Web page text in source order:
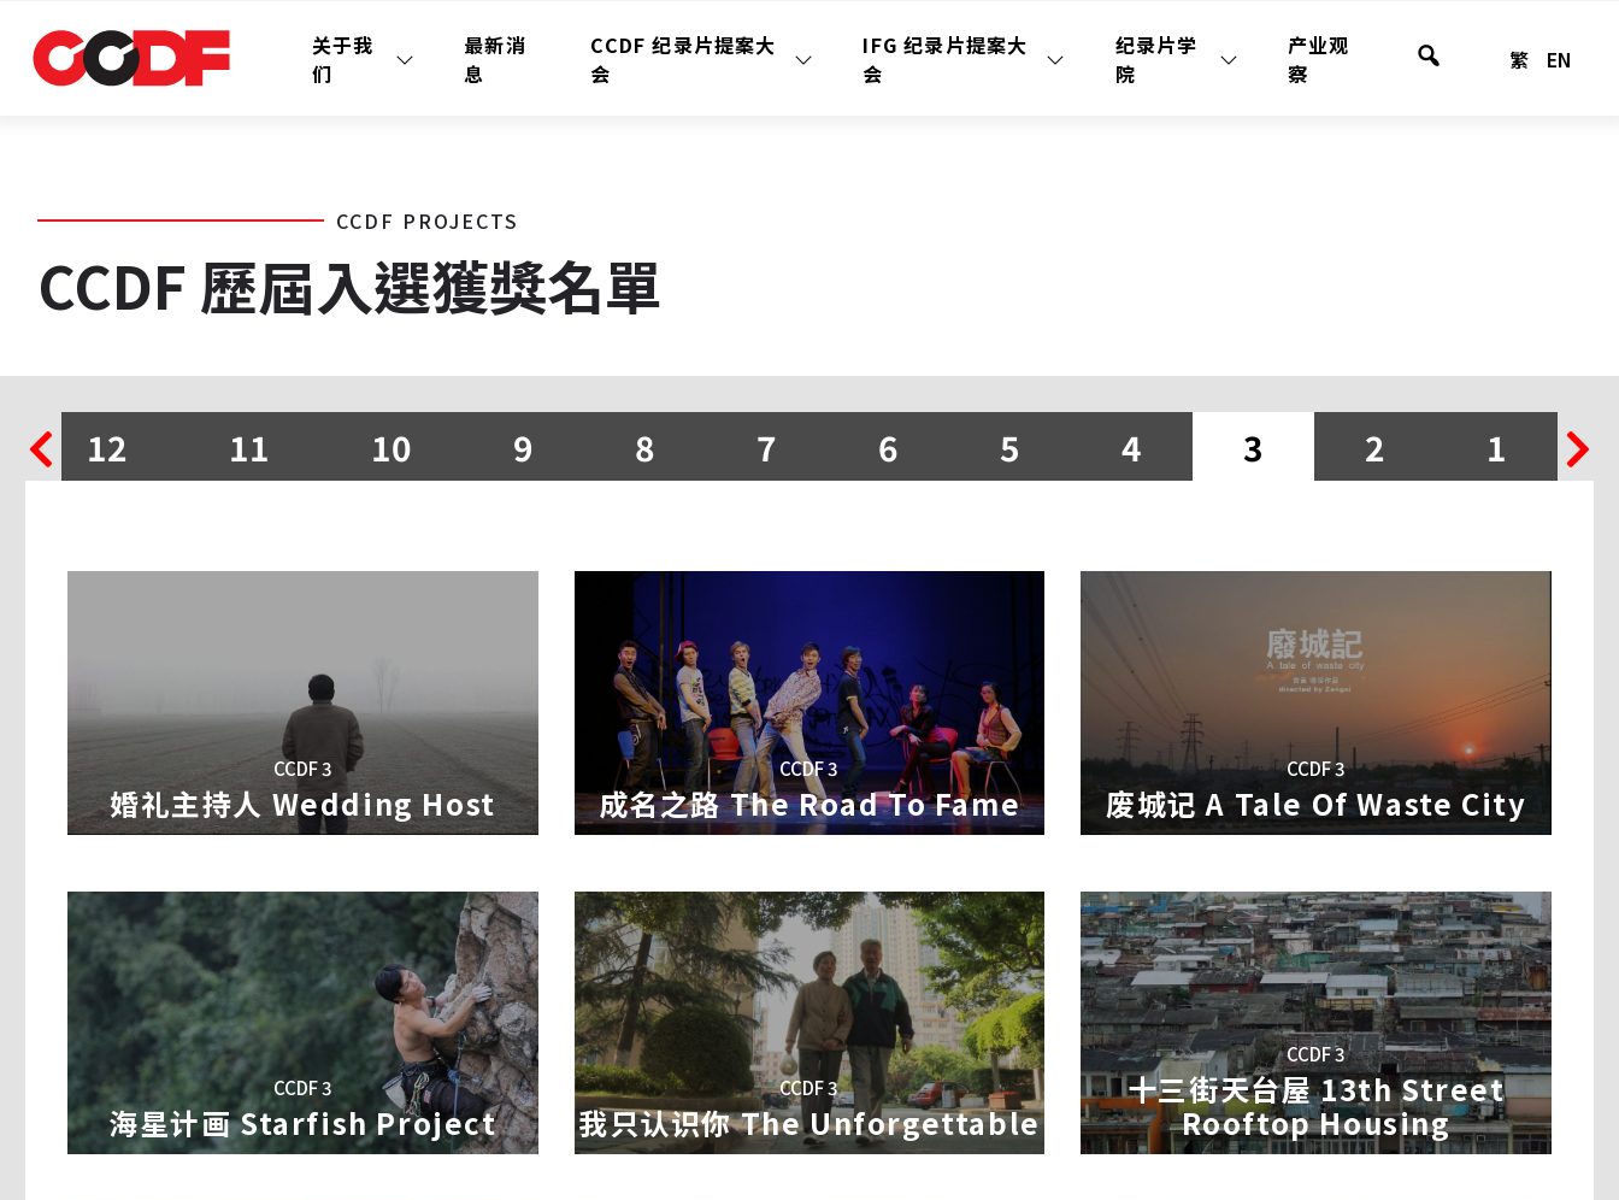
关于我
们
最新消
息
CCDF 纪录片提案大
会
IFG 纪录片提案大
会
纪录片学
院
产业观
察
站
繁 EN
CCDF PROJECTS
CCDF 歷屆入選獲獎名單
12 11 10 9 8 7 6 5 4 3 2 1
CCDF 3
婚礼主持人 Wedding Host
婚礼主持人 Wedding Host
导演│许慧晶
製片│钱伟荣
前一段失败的婚姻，四个父母对他都很失望。海甲觉得自己很缺爱，用主持婚礼来寻找和感
受爱。他还写诗，学习成功学，研究佛学，他嚮往一个万物和谐充满爱的世界。但在现实中
他却与社会格格不入，被排斥在城市和农村的边缘。两年后一个带着小孩的女人进入了他的
生活，怀上了他的孩子，但双方父母不同意他们的婚事，婚礼主持的工作也进入困境。
CCDF 3
成名之路 The Road To Fame
成名之路 The Road To Fame
导演、製片│吴皓
电影讲述中国最着名的明星学府之一――中央戏剧学院，毕业班排演百老汇音乐剧《名扬四海》
生；在八个月的排演过程中他们在舞臺上阐释美国的成名故事，同时也在臺下各自摸索着自
己的成长和成名之路。
CCDF 3
废城记 A Tale Of Waste City
废城记 A Tale Of Waste City
导演│曾茜
会。十岁的汪琴姐妹在这里出生长大，老刘一家在这里收售废旧木头。2012年，废城面临拆
迁。汪琴姐妹将被送回河南老家上学，老刘在奔走寻找新的家园。
CCDF 3
海星计画 Starfish Project
海星计画 Starfish Project
导演│阳建军
生命教练原全游戏人生的种种生活，包括攀岩、跑酷、武术、街头拳击、探险，以及这些游
CCDF 3
我只认识你 The Unforgettable
我只认识你 The Unforgettable
导演│赵青
CCDF 3
十三街天台屋 13th Street
Rooftop Housing
十三街天台屋 13th Street Rooftop Housing
导演│林伟东
製片│叶伟平
在明爱社工何姑娘的热心上门拜访下，邓氏一家和邻里间关于香港天台屋新移民的故事在她